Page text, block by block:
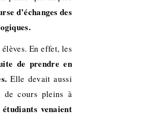
d’échanges des
En effet, les
de prendre en
Elle devait aussi
de cours pleins à
étudiants venaient